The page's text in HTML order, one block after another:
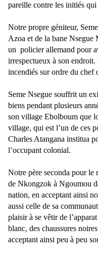
pareille contre les initiés
Notre propre géniteur,
Azoa et de la bane
un policier allemand pour
irrespectueux à son
incendiés sur ordre du chef
Seme Nsegue souffrit un
biens pendant plusieurs
son village Ebolboum que
village, qui est l’un de ces
Charles Atangana institua
l’occupant colonial.
Notre père seconda pour le
de Nkongzok à Ngoumou
nation, en acceptant ainsi
aussi celle de sa
plaisir à se vêtir de
blanc, des chaussures
acceptant ainsi peu à peu